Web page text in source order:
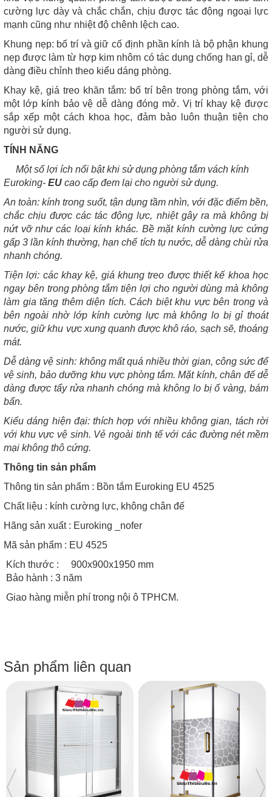
cường lực dày và chắc chắn, chịu được tác động ngoại lực
mạnh cũng như nhiệt độ chênh lệch cao.
Khung nẹp: bố trí và giữ cố định phần kính là bộ phận khung
nẹp được làm từ hợp kim nhôm có tác dụng chống han gỉ, dễ
dàng điều chỉnh theo kiểu dáng phòng.
Khay kệ, giá treo khăn tắm: bố trí bên trong phòng tắm, với
một lớp kính bảo vệ dễ dàng đóng mở. Vị trí khay kệ được
sắp xếp một cách khoa học, đảm bảo luôn thuận tiện cho
người sử dụng.
TÍNH NĂNG
Một số lợi ích nổi bật khi sử dụng phòng tắm vách kính
Euroking- EU cao cấp đem lại cho người sử dụng.
An toàn: kính trong suốt, tận dụng tầm nhìn, với đặc điểm bền,
chắc chịu được các tác động lực, nhiệt gây ra mà không bị
nứt vỡ như các loại kính khác. Bề mặt kính cường lực cứng
gấp 3 lần kính thường, hạn chế tích tụ nước, dễ dàng chùi rửa
nhanh chóng.
Tiện lợi: các khay kệ, giá khung treo được thiết kế khoa học
ngay bên trong phòng tắm tiện lợi cho người dùng mà không
làm gia tăng thêm diện tích. Cách biệt khu vực bên trong và
bên ngoài nhờ lớp kính cường lực mà không lo bị gỉ thoát
nước, giữ khu vực xung quanh được khô ráo, sạch sẽ, thoáng
mát.
Dễ dàng vệ sinh: không mất quá nhiều thời gian, công sức để
vệ sinh, bảo dưỡng khu vực phòng tắm. Mặt kính, chân đế dễ
dàng được tẩy rửa nhanh chóng mà không lo bị ố vàng, bám
bẩn.
Kiểu dáng hiện đại: thích hợp với nhiều không gian, tách rời
với khu vực vệ sinh. Vẻ ngoài tinh tế với các đường nét mềm
mại không thô cứng.
Thông tin sản phẩm
Thông tin sản phẩm : Bồn tắm Euroking EU 4525
Chất liệu : kính cường lực, không chân đế
Hãng sản xuất : Euroking _nofer
Mã sản phẩm : EU 4525
Kích thước :
900x900x1950 mm
Bảo hành : 3 năm
Giao hàng miễn phí trong nội ô TPHCM.
Sản phẩm liên quan